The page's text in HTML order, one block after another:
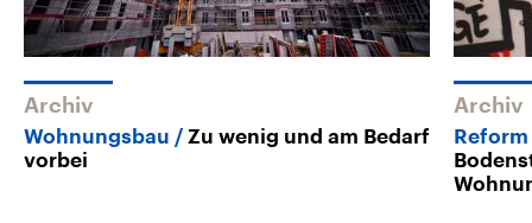
Archiv
Wohnungsbau
Zu wenig und am Bedarf
vorbei
Archiv